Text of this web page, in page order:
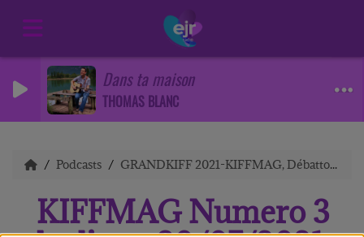
Dans ta maison
THOMAS BLANC
Podcasts GRANDKIFF 2021-KIFFMAG, Débattons, Culte final
KIFFMAG Numero 3